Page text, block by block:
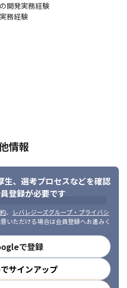
開発実務経験
務経験
情報
、 選考プロセスなどを確認
登録が必要です
、
レバレジーズグループ・プライバシ
いただける場合は会員登録へお進みく
で登録
サインアップ